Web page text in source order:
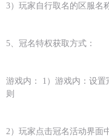
3）玩家自行取名的区服名
5、冠名特权获取方式：
游戏内： 1）游戏内：设
则
2）玩家点击冠名活动界面